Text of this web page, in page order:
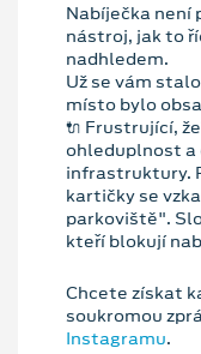
Nabíječka není
nástroj, jak to
nadhledem.
Už se vám
místo bylo
🔌 Frustrující,
ohleduplnost
infrastruktury.
kartičky se
parkoviště".
kteří blokují
Chcete získat
soukromou
Instagramu.